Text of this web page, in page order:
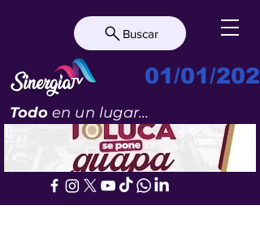
Buscar
01/01/
Todoen un lugar...